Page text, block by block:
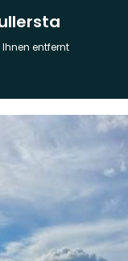
Ihnen entfernt